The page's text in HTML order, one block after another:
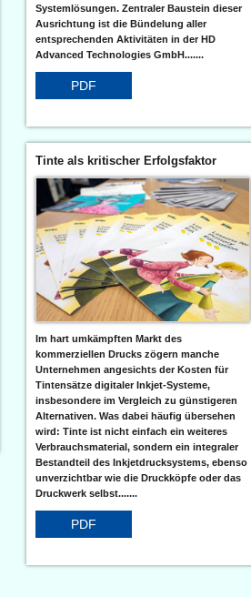
Systemlösungen. Zentraler Baustein dieser
Ausrichtung ist die Bündelung aller
entsprechenden Aktivitäten in der HD
Advanced Technologies GmbH.......
PDF
Tinte als kritischer Erfolgsfaktor
Im hart umkämpften Markt des
kommerziellen Drucks zögern manche
Unternehmen angesichts der Kosten für
Tintensätze digitaler Inkjet-Systeme,
insbesondere im Vergleich zu günstigeren
Alternativen. Was dabei häufig übersehen
wird: Tinte ist nicht einfach ein weiteres
Verbrauchsmaterial, sondern ein integraler
Bestandteil des Inkjetdrucksystems, ebenso
unverzichtbar wie die Druckköpfe oder das
Druckwerk selbst.......
PDF